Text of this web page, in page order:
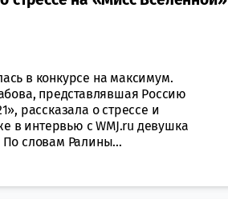
в конкурсе на максимум.
представлявшая Россию
рассказала о стрессе и
в интервью с WMJ.ru девушка
словам Ралины...